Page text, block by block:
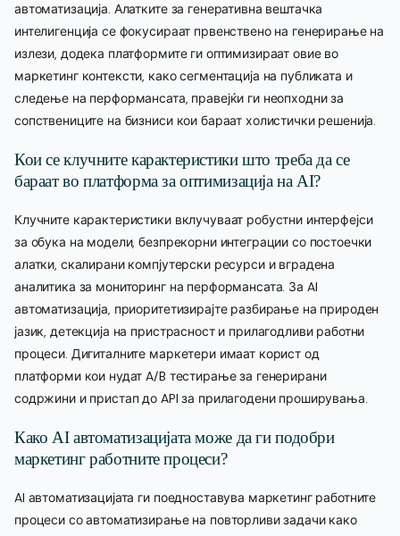
автоматизација. Алатките за генеративна вештачка
интелигенција се фокусираат првенствено на генерирање на
излези, додека платформите ги оптимизираат овие во
маркетинг контексти, како сегментација на публиката и
следење на перформансата, правејќи ги неопходни за
сопствениците на бизниси кои бараат холистички решенија.
Кои се клучните карактеристики што треба да се
бараат во платформа за оптимизација на AI?
Клучните карактеристики вклучуваат робустни интерфејси
за обука на модели, безпрекорни интеграции со постоечки
алатки, скалирани компјутерски ресурси и вградена
аналитика за мониторинг на перформансата. За AI
автоматизација, приоритетизирајте разбирање на природен
јазик, детекција на пристрасност и прилагодливи работни
процеси. Дигиталните маркетери имаат корист од
платформи кои нудат A/B тестирање за генерирани
содржини и пристап до API за прилагодени проширувања.
Како AI автоматизацијата може да ги подобри
маркетинг работните процеси?
AI автоматизацијата ги поедноставува маркетинг работните
процеси со автоматизирање на повторливи задачи како